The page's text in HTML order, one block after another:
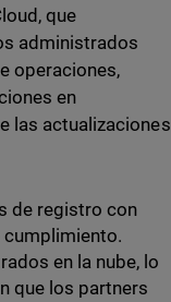
que
administrados
operaciones,
en
las actualizaciones
de registro con
cumplimiento.
en la nube, lo
que los partners